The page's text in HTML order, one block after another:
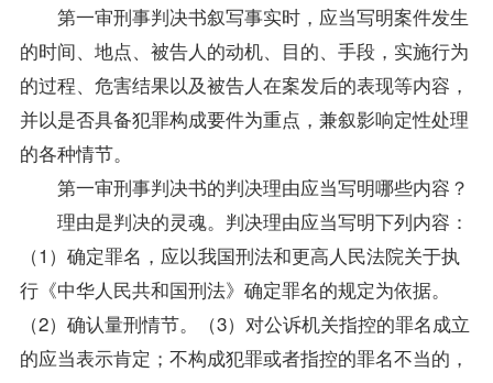
第一审刑事判决书叙写事实时，应当写明案件发生
的时间、地点、被告人的动机、目的、手段，实施行为
的过程、危害结果以及被告人在案发后的表现等内容，
并以是否具备犯罪构成要件为重点，兼叙影响定性处理
的各种情节。
第一审刑事判决书的判决理由应当写明哪些内容？
理由是判决的灵魂。判决理由应当写明下列内容：
（1）确定罪名，应以我国刑法和更高人民法院关于执
行《中华人民共和国刑法》确定罪名的规定为依据。
（2）确认量刑情节。（3）对公诉机关指控的罪名成立
的应当表示肯定；不构成犯罪或者指控的罪名不当的，